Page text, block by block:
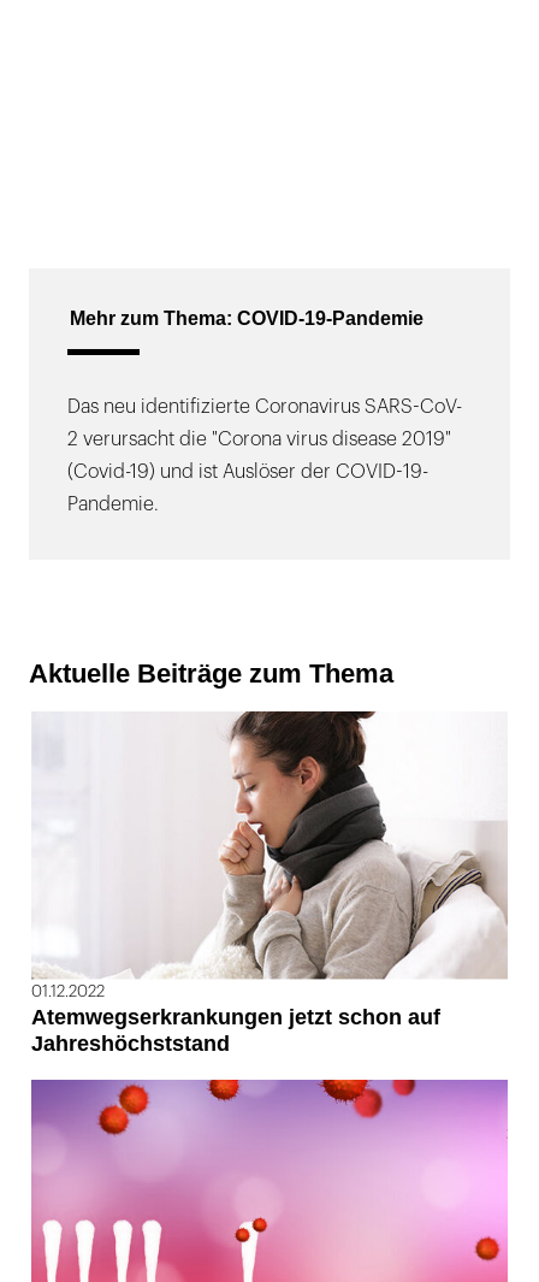
Mehr zum Thema: COVID-19-Pandemie
Das neu identifizierte Coronavirus SARS-CoV-
2 verursacht die "Corona virus disease 2019"
(Covid-19) und ist Auslöser der COVID-19-
Pandemie.
Aktuelle Beiträge zum Thema
01.12.2022
Atemwegserkrankungen jetzt schon auf
Jahreshöchststand